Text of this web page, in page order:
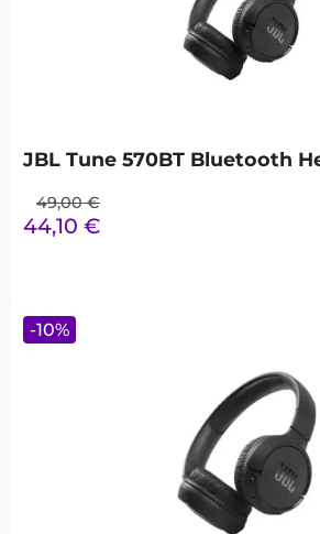
JBL Tune 570BT Bluetooth
49,00 €
44,10 €
-10%